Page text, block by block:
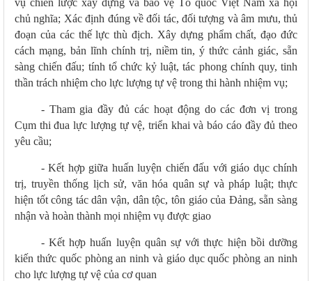
chủ nghĩa; Xác định đúng về đối tác, đối tượng và âm mưu, thủ
đoạn của các thế lực thù địch. Xây dựng phẩm chất, đạo đức
cách mạng, bản lĩnh chính trị, niềm tin, ý thức cảnh giác, sẵn
sàng chiến đấu; tính tổ chức kỷ luật, tác phong chính quy, tinh
thần trách nhiệm cho lực lượng tự vệ trong thi hành nhiệm vụ;
- Tham gia đầy đủ các hoạt động do các đơn vị trong
Cụm thi đua lực lượng tự vệ, triển khai và báo cáo đầy đủ theo
yêu cầu;
-Kết hợp giữa huấn luyện chiến đấu với giáo dục chính
trị, truyền thống lịch sử, văn hóa quân sự và pháp luật; thực
hiện tốt công tác dân vận, dân tộc, tôn giáo của Đảng, sẵn sàng
nhận và hoàn thành mọi nhiệm vụ được giao
-Kết hợp huấn luyện quân sự với thực hiện bồi dưỡng
kiến thức quốc phòng an ninh và giáo dục quốc phòng an ninh
cho lực lượng tự vệ của cơ quan